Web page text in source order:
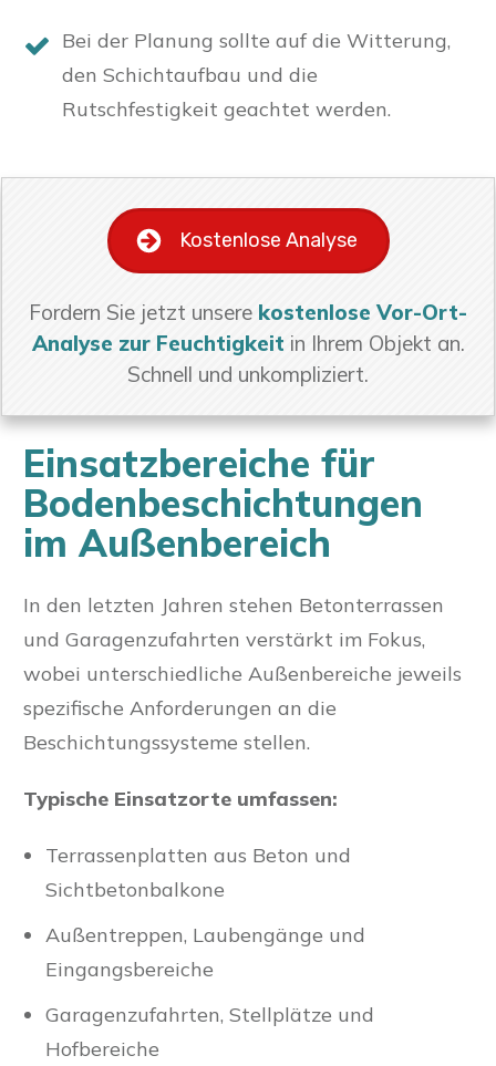
Bei der Planung sollte auf die Witterung,
den Schichtaufbau und die
Rutschfestigkeit geachtet werden.
Kostenlose Analyse
Fordern Sie jetzt unsere kostenlose Vor-Ort-
Analyse zur Feuchtigkeit in Ihrem Objekt an.
Schnell und unkompliziert.
Einsatzbereiche für
Bodenbeschichtungen
im Außenbereich
In den letzten Jahren stehen Betonterrassen
und Garagenzufahrten verstärkt im Fokus,
wobei unterschiedliche Außenbereiche jeweils
spezifische Anforderungen an die
Beschichtungssysteme stellen.
Typische Einsatzorte umfassen:
Terrassenplatten aus Beton und
Sichtbetonbalkone
Außentreppen, Laubengänge und
Eingangsbereiche
Garagenzufahrten, Stellplätze und
Hofbereiche